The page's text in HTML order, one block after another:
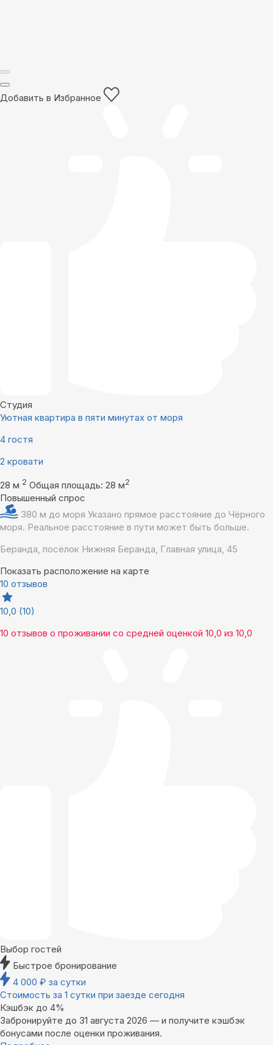
Добавить в Избранное
Студия
Уютная квартира в пяти минутах от моря
4 гостя
2 кровати
28 м 2 Общая площадь: 28 м2
Повышенный спрос
380 м до моря Указано прямое расстояние до Чёрного
моря. Реальное расстояние в пути может быть больше.
Беранда, посёлок Нижняя Беранда, Главная улица, 45
Показать расположение на карте
10 отзывов
10,0 (10)
10 отзывов о проживании со средней оценкой 10,0 из 10,0
Выбор гостей
Быстрое бронирование
4 000 ₽ за сутки
Стоимость за 1 сутки при заезде сегодня
Кэшбэк до 4%
Забронируйте до 31 августа 2026 — и получите кэшбэк
бонусами после оценки проживания.